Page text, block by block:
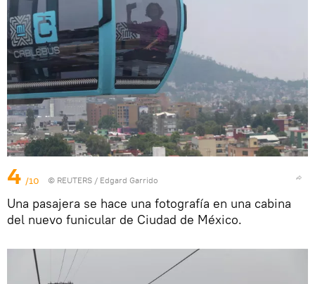
4 /10 © REUTERS / Edgard Garrido
Una pasajera se hace una fotografía en una cabina
del nuevo funicular de Ciudad de México.